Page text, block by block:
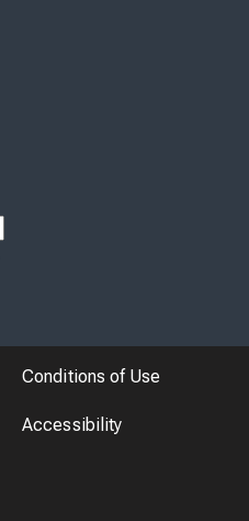
Conditions of Use
Accessibility